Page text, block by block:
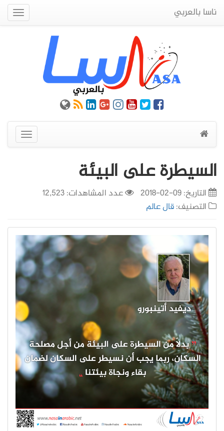
ناسا بالعربي
عرض
القائمة
السيطرة على البيئة
التاريخ:09-02-2018
عدد المشاهدات: 12,523
التصنيف:قال عالم